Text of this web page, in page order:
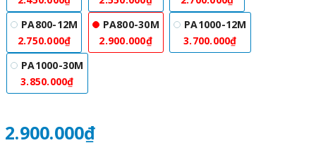
PA800-12M
2.750.000₫
PA800-30M
2.900.000₫
PA1000-12M
3.700.000₫
PA1000-30M
3.850.000₫
2.900.000₫